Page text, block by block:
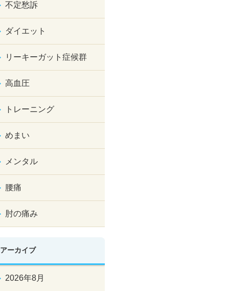
不定愁訴
ダイエット
リーキーガット症候群
高血圧
トレーニング
めまい
メンタル
腰痛
肘の痛み
アーカイブ
2026年8月